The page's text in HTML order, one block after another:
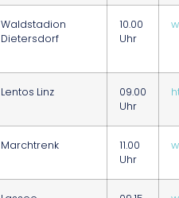
Waldstadion
Dietersdorf
10.00
Uhr
Lentos Linz
09.00
Uhr
Marchtrenk
11.00
Uhr